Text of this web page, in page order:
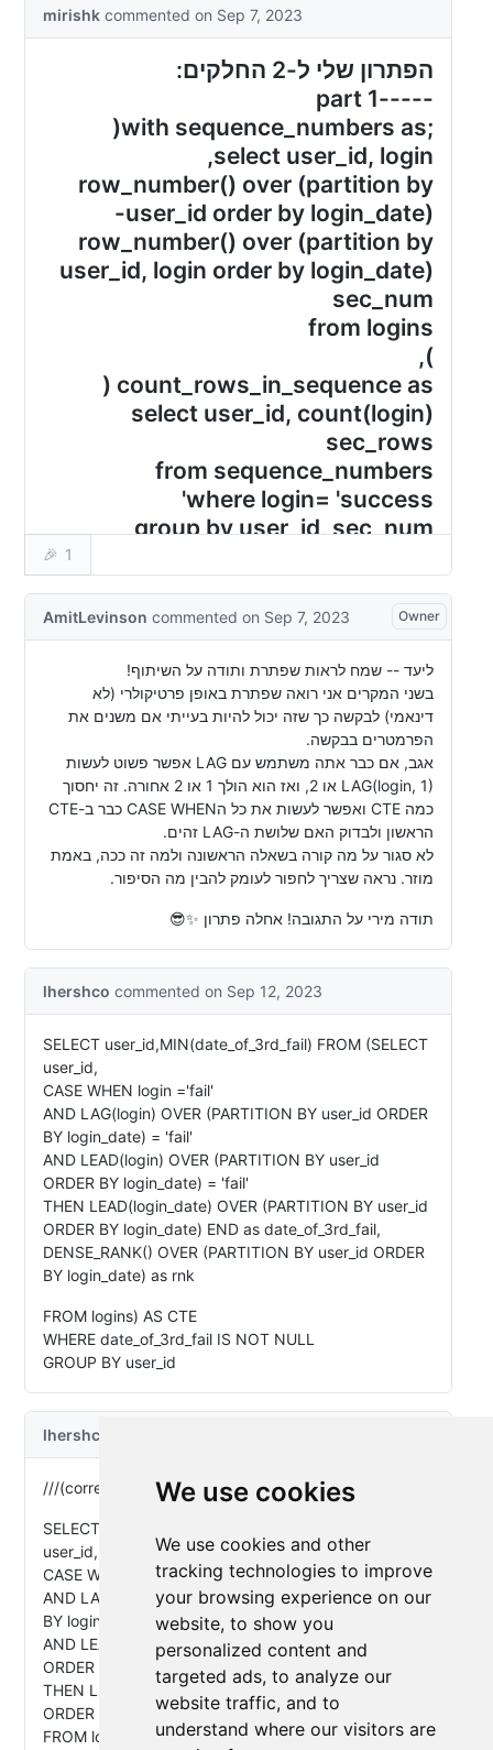
We use cookies
We use cookies and other
tracking technologies to improve
your browsing experience on our
website, to show you
personalized content and
targeted ads, to analyze our
website traffic, and to
understand where our visitors are